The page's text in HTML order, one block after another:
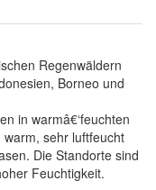
Regenwäldern
Borneo und
in warmâ€‘feuchten
sehr luftfeucht
Die Standorte sind
Feuchtigkeit.